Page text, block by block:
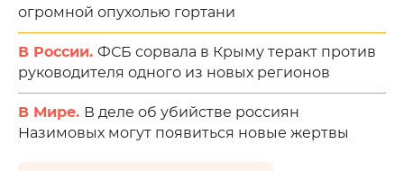
огромной опухолью гортани
В России. ФСБ сорвала в Крыму теракт против
руководителя одного из новых регионов
В Мире. В деле об убийстве россиян
Назимовых могут появиться новые жертвы